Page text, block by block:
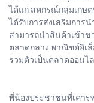
ได้แก่ สหกรณ์กลุ่มเกษต
ได้รับการส่งเสริมการ
สามารถนำสินค้าเข้าข
ตลาดกลาง พาณิชย์อิเ
รวมตัวเป็นตลาดออนไ
พี่น้องประชาชนที่เคาร